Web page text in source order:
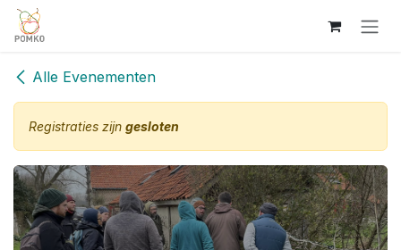
Overslaan naar inhoud
Alle Evenementen
Registraties zijn gesloten